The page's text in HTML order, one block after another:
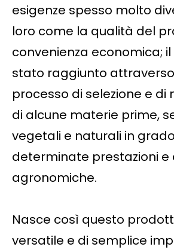
esigenze spesso molto
loro come la qualità del
convenienza economica;
stato raggiunto
processo di selezione e di
di alcune materie prime,
vegetali e naturali in
determinate prestazioni e
agronomiche.
Nasce così questo
versatile e di semplice